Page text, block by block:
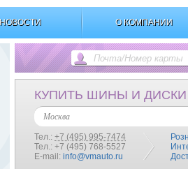
НОВОСТИ О КОМПАНИИ
КУПИТЬ ШИНЫ И ДИСКИ
Москва
Тел.: +7 (495) 995-7474
Тел.: +7 (495) 768-5527
E-mail: info@vmauto.ru